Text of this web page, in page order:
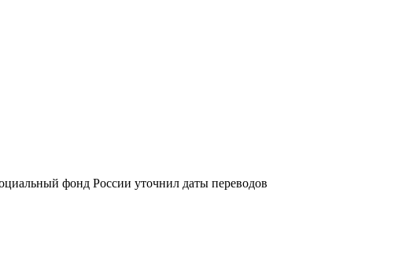
фонд России уточнил даты переводов